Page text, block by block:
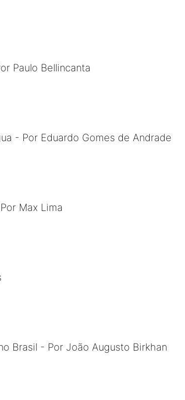
Paulo Bellincanta
- Por Eduardo Gomes de Andrade
Max Lima
Brasil - Por João Augusto Birkhan